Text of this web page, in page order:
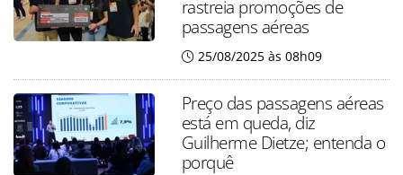
rastreia promoções de
passagens aéreas
25/08/2025 às 08h09
Preço das passagens aéreas
está em queda, diz
Guilherme Dietze; entenda o
porquê